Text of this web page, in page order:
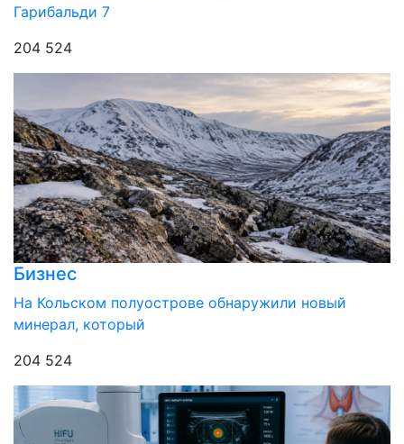
Гарибальди 7
204 524
Бизнес
На Кольском полуострове обнаружили новый
минерал, который
204 524